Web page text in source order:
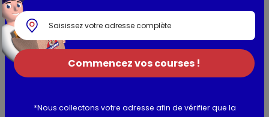
Utilisation et conservation
Informations complémentaires
Commencez vos courses !
*Nous collectons votre adresse afin de vérifier que la